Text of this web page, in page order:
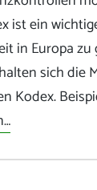
ist ein
in Europa
sich die
Kodex.